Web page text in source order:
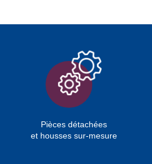
Pièces détachées
et housses sur-mesure